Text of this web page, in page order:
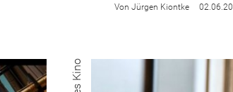
Jürgen Kiontke